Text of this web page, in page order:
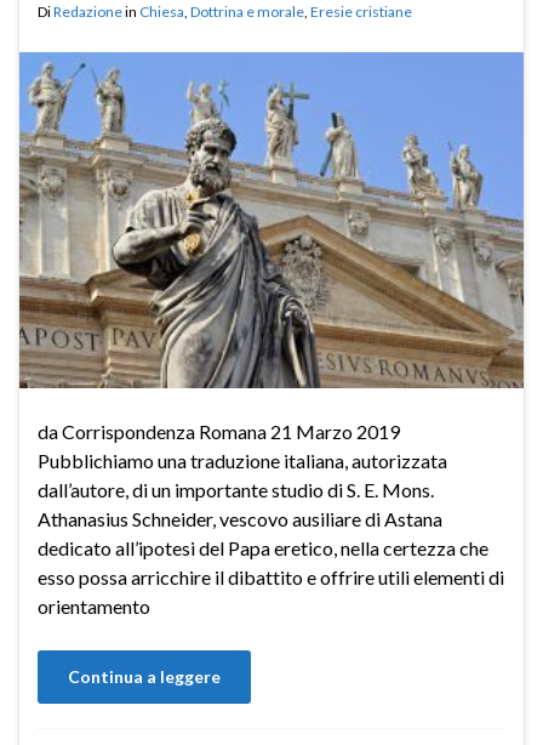
DiRedazionein Chiesa Dottrina e morale Eresie cristiane
da Corrispondenza Romana 21 Marzo 2019
Pubblichiamo una traduzione italiana, autorizzata
dall’autore, di un importante studio di S. E. Mons.
Athanasius Schneider, vescovo ausiliare di Astana
dedicato all’ipotesi del Papa eretico, nella certezza che
esso possa arricchire il dibattito e offrire utili elementi di
orientamento
Continua a leggere